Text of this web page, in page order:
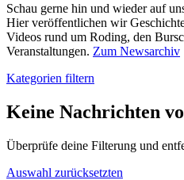
Schau gerne hin und wieder auf
Hier veröffentlichen wir
Videos rund um Roding, den
Veranstaltungen. Zum Newsarchiv
Kategorien filtern
Keine Nachrichten
Überprüfe deine Filterung und
Auswahl zurücksetzten